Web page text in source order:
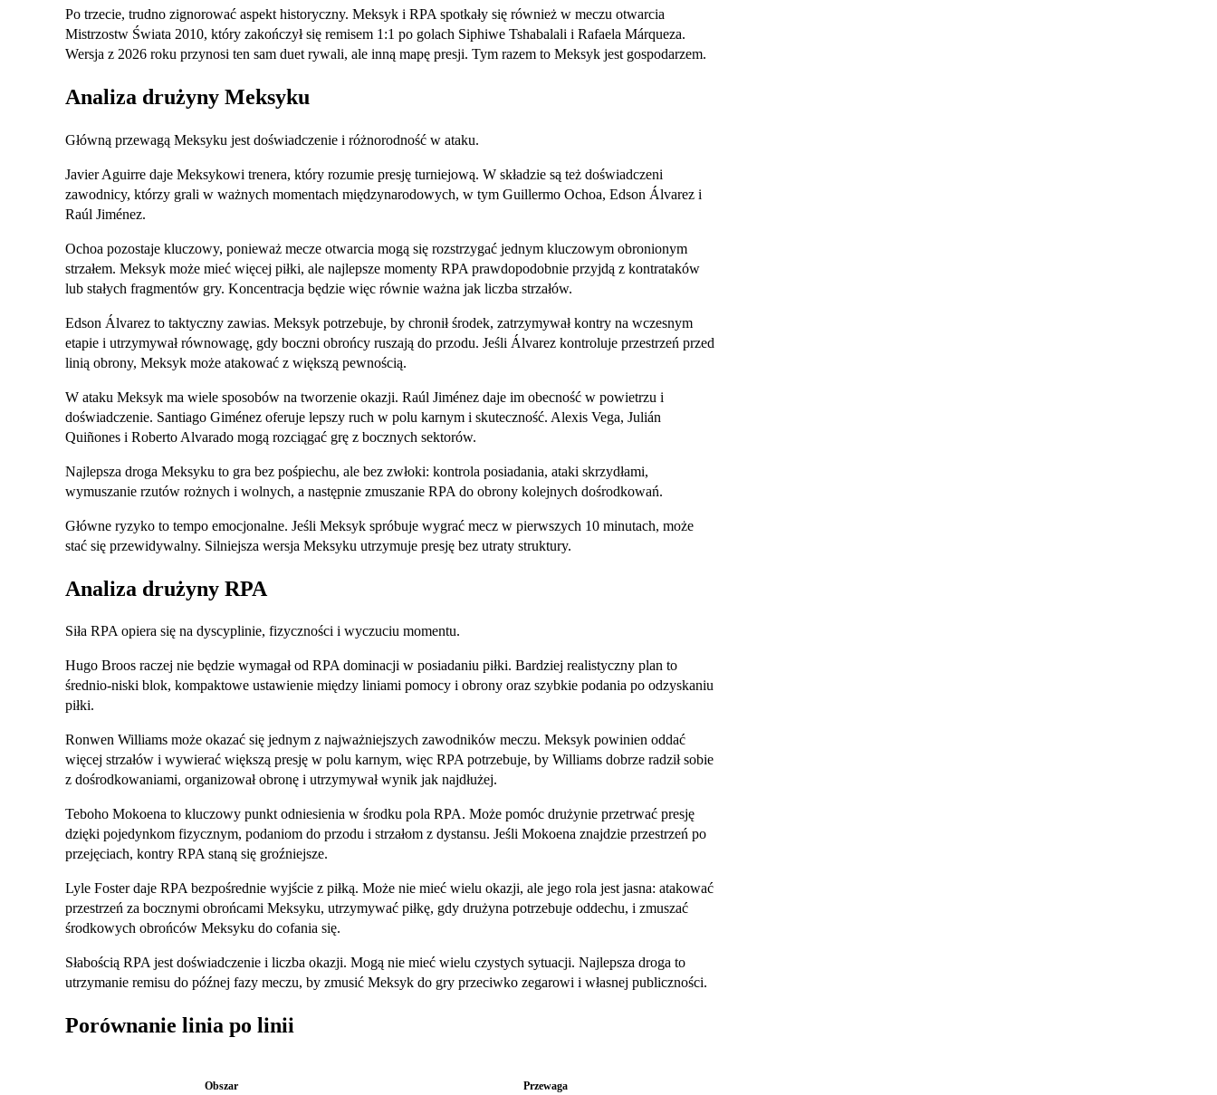
Po trzecie, trudno zignorować aspekt historyczny. Meksyk i RPA spotkały się również w meczu otwarcia
Mistrzostw Świata 2010, który zakończył się remisem 1:1 po golach Siphiwe Tshabalali i Rafaela Márqueza.
Wersja z 2026 roku przynosi ten sam duet rywali, ale inną mapę presji. Tym razem to Meksyk jest gospodarzem.
Analiza drużyny Meksyku
Główną przewagą Meksyku jest doświadczenie i różnorodność w ataku.
Javier Aguirre daje Meksykowi trenera, który rozumie presję turniejową. W składzie są też doświadczeni
zawodnicy, którzy grali w ważnych momentach międzynarodowych, w tym Guillermo Ochoa, Edson Álvarez i
Raúl Jiménez.
Ochoa pozostaje kluczowy, ponieważ mecze otwarcia mogą się rozstrzygać jednym kluczowym obronionym
strzałem. Meksyk może mieć więcej piłki, ale najlepsze momenty RPA prawdopodobnie przyjdą z kontrataków
lub stałych fragmentów gry. Koncentracja będzie więc równie ważna jak liczba strzałów.
Edson Álvarez to taktyczny zawias. Meksyk potrzebuje, by chronił środek, zatrzymywał kontry na wczesnym
etapie i utrzymywał równowagę, gdy boczni obrońcy ruszają do przodu. Jeśli Álvarez kontroluje przestrzeń przed
linią obrony, Meksyk może atakować z większą pewnością.
W ataku Meksyk ma wiele sposobów na tworzenie okazji. Raúl Jiménez daje im obecność w powietrzu i
doświadczenie. Santiago Giménez oferuje lepszy ruch w polu karnym i skuteczność. Alexis Vega, Julián
Quiñones i Roberto Alvarado mogą rozciągać grę z bocznych sektorów.
Najlepsza droga Meksyku to gra bez pośpiechu, ale bez zwłoki: kontrola posiadania, ataki skrzydłami,
wymuszanie rzutów rożnych i wolnych, a następnie zmuszanie RPA do obrony kolejnych dośrodkowań.
Główne ryzyko to tempo emocjonalne. Jeśli Meksyk spróbuje wygrać mecz w pierwszych 10 minutach, może
stać się przewidywalny. Silniejsza wersja Meksyku utrzymuje presję bez utraty struktury.
Analiza drużyny RPA
Siła RPA opiera się na dyscyplinie, fizyczności i wyczuciu momentu.
Hugo Broos raczej nie będzie wymagał od RPA dominacji w posiadaniu piłki. Bardziej realistyczny plan to
średnio-niski blok, kompaktowe ustawienie między liniami pomocy i obrony oraz szybkie podania po odzyskaniu
piłki.
Ronwen Williams może okazać się jednym z najważniejszych zawodników meczu. Meksyk powinien oddać
więcej strzałów i wywierać większą presję w polu karnym, więc RPA potrzebuje, by Williams dobrze radził sobie
z dośrodkowaniami, organizował obronę i utrzymywał wynik jak najdłużej.
Teboho Mokoena to kluczowy punkt odniesienia w środku pola RPA. Może pomóc drużynie przetrwać presję
dzięki pojedynkom fizycznym, podaniom do przodu i strzałom z dystansu. Jeśli Mokoena znajdzie przestrzeń po
przejęciach, kontry RPA staną się groźniejsze.
Lyle Foster daje RPA bezpośrednie wyjście z piłką. Może nie mieć wielu okazji, ale jego rola jest jasna: atakować
przestrzeń za bocznymi obrońcami Meksyku, utrzymywać piłkę, gdy drużyna potrzebuje oddechu, i zmuszać
środkowych obrońców Meksyku do cofania się.
Słabością RPA jest doświadczenie i liczba okazji. Mogą nie mieć wielu czystych sytuacji. Najlepsza droga to
utrzymanie remisu do późnej fazy meczu, by zmusić Meksyk do gry przeciwko zegarowi i własnej publiczności.
Porównanie linia po linii
Obszar Przewaga